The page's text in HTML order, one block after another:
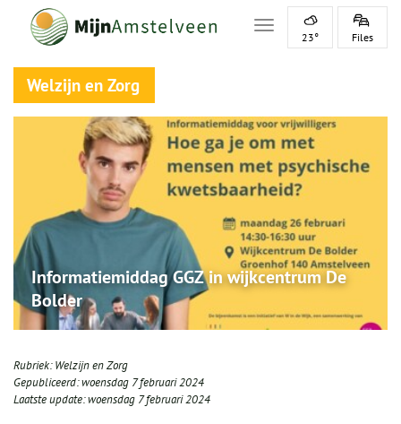
Toggle navigation
23° Files
Welzijn en Zorg
Informatiemiddag GGZ in wijkcentrum De
Bolder
Rubriek:Welzijn en Zorg
Gepubliceerd:woensdag 7 februari 2024
Laatste update:woensdag 7 februari 2024